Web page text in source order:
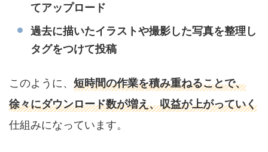
てアップロード
過去に描いたイラストや撮影した写真を整理し
タグをつけて投稿
このように、 短時間の作業を積み重ねることで、
徐々にダウンロード数が増え、収益が上がっていく
仕組みになっています。